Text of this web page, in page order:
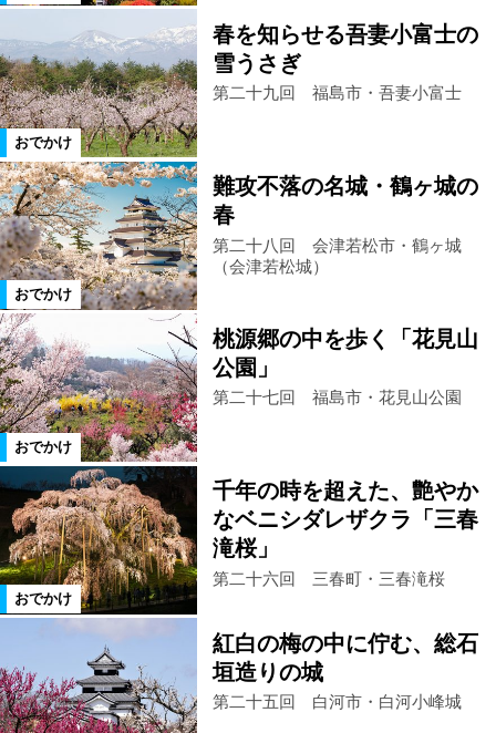
おでかけ
春を知らせる吾妻小富士の
雪うさぎ
第二十九回 福島市・吾妻小富士
おでかけ
難攻不落の名城・鶴ヶ城の
春
第二十八回 会津若松市・鶴ヶ城
（会津若松城）
おでかけ
桃源郷の中を歩く「花見山
公園」
第二十七回 福島市・花見山公園
おでかけ
千年の時を超えた、艶やか
なベニシダレザクラ「三春
滝桜」
第二十六回 三春町・三春滝桜
紅白の梅の中に佇む、総石
垣造りの城
第二十五回 白河市・白河小峰城